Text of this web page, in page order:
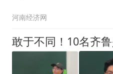
河南经济网